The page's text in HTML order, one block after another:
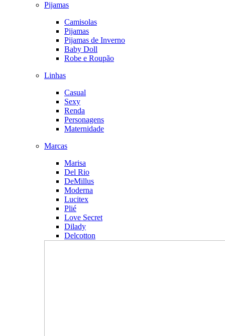
Pijamas
Camisolas
Pijamas
Pijamas de Inverno
Baby Doll
Robe e Roupão
Linhas
Casual
Sexy
Renda
Personagens
Maternidade
Marcas
Marisa
Del Rio
DeMillus
Moderna
Lucitex
Plié
Love Secret
Dilady
Delcotton